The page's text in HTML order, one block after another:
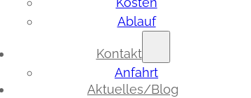
Ablauf
Kontakt
Anfahrt
Aktuelles/Blog